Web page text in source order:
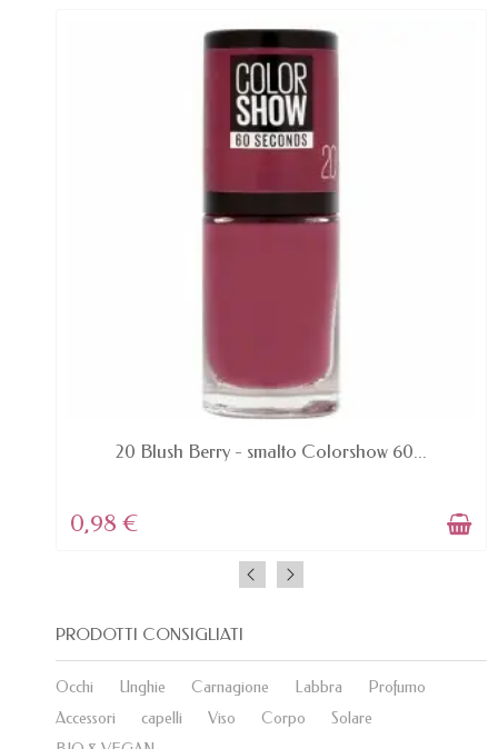
AVAILABLE
20 Blush Berry - smalto Colorshow 60...
0,98 €
PRODOTTI CONSIGLIATI
Occhi Unghie Carnagione Labbra
Profumo
Accessori
capelli Viso Corpo
Solare